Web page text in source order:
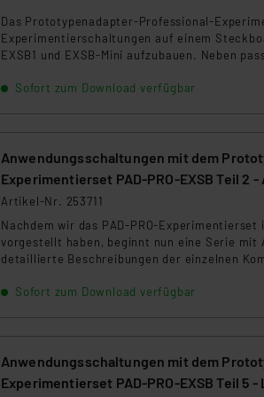
Das Prototypenadapter-Professional-
Experimentierschaltungen auf einem
EXSB1 und EXSB-Mini aufzubauen. Neben
und ein Ohrhörer vorhanden. Begleitet wird
Sofort zum Download verfügbar
Anwendungsschaltungen mit dem
Experimentierset PAD-PRO-EXSB Teil 2
Artikel-Nr. 253711
Nachdem wir das PAD-PRO-
vorgestellt haben, beginnt nun eine Serie mit
detaillierte Beschreibungen der einzelnen
Über einen Ohrhörer kann das verstärkte
Sofort zum Download verfügbar
Anwendungsschaltungen mit dem
Experimentierset PAD-PRO-EXSB Teil 5